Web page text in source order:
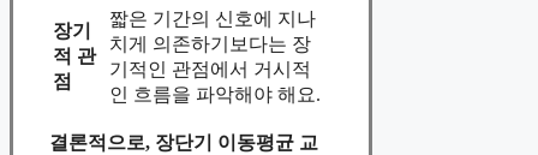
장기
적 관
점
짧은 기간의 신호에 지나
치게 의존하기보다는 장
기적인 관점에서 거시적
인 흐름을 파악해야 해요.
결론적으로, 장단기 이동평균 교